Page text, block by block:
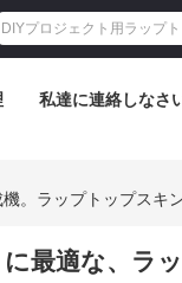
私達に連絡しなさ
。ラップトップスキ
最適な、ラ